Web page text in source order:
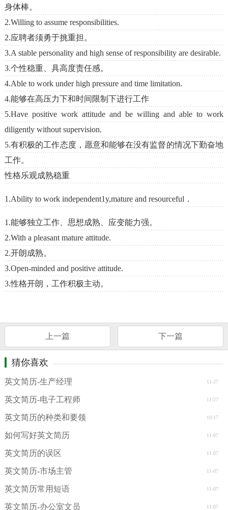
身体棒。
2.Willing to assume responsibilities.
2.应聘者须勇于挑重担。
3.A stable personality and high sense of responsibility are desirable.
3.个性稳重、具高度责任感。
4.Able to work under high pressure and time limitation.
4.能够在高压力下和时间限制下进行工作
5.Have positive work attitude and be willing and able to work
diligently without supervision.
5.有积极的工作态度，愿意和能够在没有监督的情况下勤奋地
工作。
性格乐观成熟稳重
1.Ability to work independent1y,mature and resourceful．
1.能够独立工作、思想成熟、应变能力强。
2.With a pleasant mature attitude.
2.开朗成熟。
3.Open-minded and positive attitude.
3.性格开朗，工作积极主动。
上一篇 下一篇
猜你喜欢
11-27
英文简历-生产经理
11-27
英文简历-电子工程师
10-17
英文简历的种类和要领
11-07
如何写好英文简历
11-07
英文简历的误区
11-07
英文简历-市场主管
11-07
英文简历常用短语
11-07
英文简历-办公室文员